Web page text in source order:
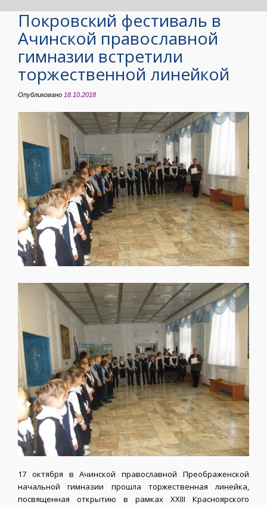
Покровский фестиваль в
Ачинской православной
гимназии встретили
торжественной линейкой
Опубликовано 18.10.2018
17 октября в Ачинской православной Преображенской
начальной гимназии прошла торжественная линейка,
посвященная открытию в рамках XXIII Красноярского